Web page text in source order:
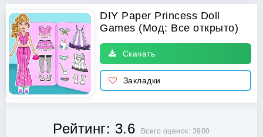
DIY Paper Princess Doll
Games (Мод: Все открыто)
Скачать
Закладки
Рейтинг: 3.6 Всего оценок: 3900